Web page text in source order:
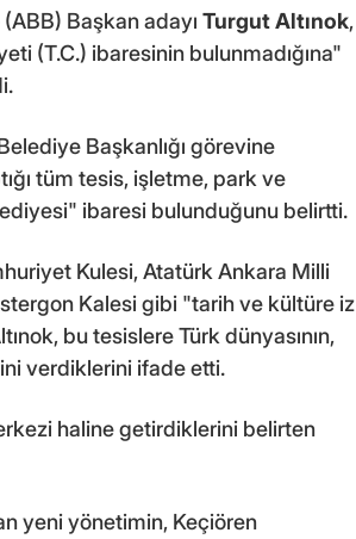
Başkan adayı Turgut Altınok,
(T.C.) ibaresinin bulunmadığına"
Başkanlığı görevine
tüm tesis, işletme, park ve
ibaresi bulunduğunu belirtti.
Kulesi, Atatürk Ankara Milli
Kalesi gibi "tarih ve kültüre iz
bu tesislere Türk dünyasının,
verdiklerini ifade etti.
haline getirdiklerini belirten
yeni yönetimin, Keçiören